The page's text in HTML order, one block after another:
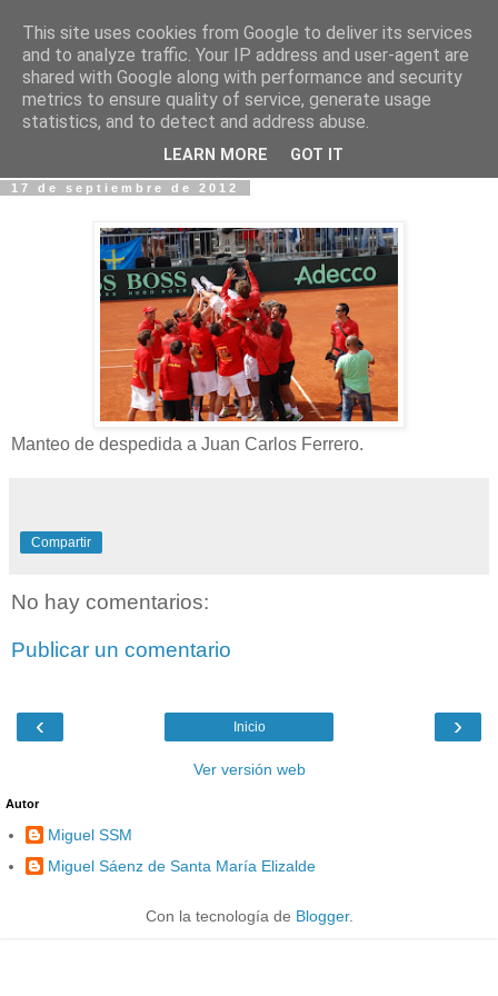
Fotos y Cosas
Miguel Sáenz de Santa María Elizalde
"Un blog es como un diario, pero sin candado".
17 de septiembre de 2012
Manteo de despedida a Juan Carlos Ferrero.
Compartir
No hay comentarios:
Publicar un comentario
‹ ›
Inicio
Ver versión web
Autor
Miguel SSM
Miguel Sáenz de Santa María Elizalde
Con la tecnología de Blogger.
This site uses cookies from Google to deliver its services
and to analyze traffic. Your IP address and user-agent are
shared with Google along with performance and security
metrics to ensure quality of service, generate usage
statistics, and to detect and address abuse.
LEARN MORE GOT IT